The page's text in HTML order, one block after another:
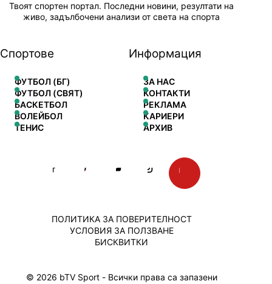
Твоят спортен портал. Последни новини, резултати на
живо, задълбочени анализи от света на спорта
Спортове
ФУТБОЛ (БГ)
ФУТБОЛ (СВЯТ)
БАСКЕТБОЛ
ВОЛЕЙБОЛ
ТЕНИС
Информация
ЗА НАС
КОНТАКТИ
РЕКЛАМА
КАРИЕРИ
АРХИВ
© 2026 bTV Sport - Всички права са запазени
ПОЛИТИКА ЗА ПОВЕРИТЕЛНОСТ
УСЛОВИЯ ЗА ПОЛЗВАНЕ
БИСКВИТКИ